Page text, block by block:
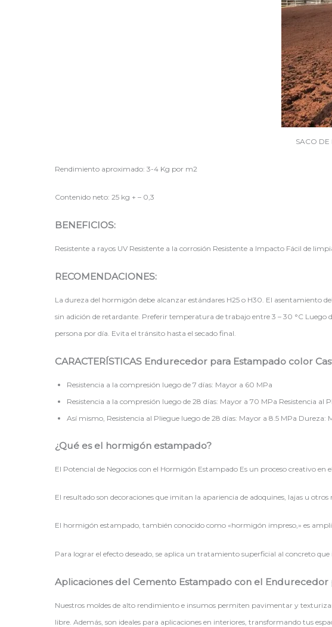
SACO
Rendimiento aproximado: 3-4 Kg por m2
Contenido neto: 25 kg + – 0,3
BENEFICIOS:
Resistente a rayos UV Resistente a la corrosión Resistente a Impacto Fácil de
RECOMENDACIONES:
La dureza del hormigón debe alcanzar estándares H25 o H30. El asentamiento
sin adición de retardante. Preferir temperatura de trabajo entre 3 – 30 °C Luego
persona por día. Evita el tránsito hasta el secado final.
CARACTERÍSTICAS Endurecedor para Estampado color
Resistencia a la compresión luego de 7 días: Mayor a 60 MPa
Resistencia a la compresión luego de 28 días: Mayor a 70 MPa Resistencia al
Así mismo, Resistencia al Pliegue luego de 28 días: Mayor a 8.5 MPa Dureza:
¿Qué es el hormigón estampado?
El Potencial de Negocios con el Hormigón Estampado Es un proceso creativo en
El resultado son decoraciones que imitan la apariencia de adoquines, lajas u otros
El hormigón estampado, también conocido como «hormigón impreso,» es
Para lograr el efecto deseado, se aplica un tratamiento superficial al concreto
Aplicaciones del Cemento Estampado con el Endurecedor
Nuestros moldes de alto rendimiento e insumos permiten pavimentar y
libre. Además, son ideales para aplicaciones en interiores, transformando tus